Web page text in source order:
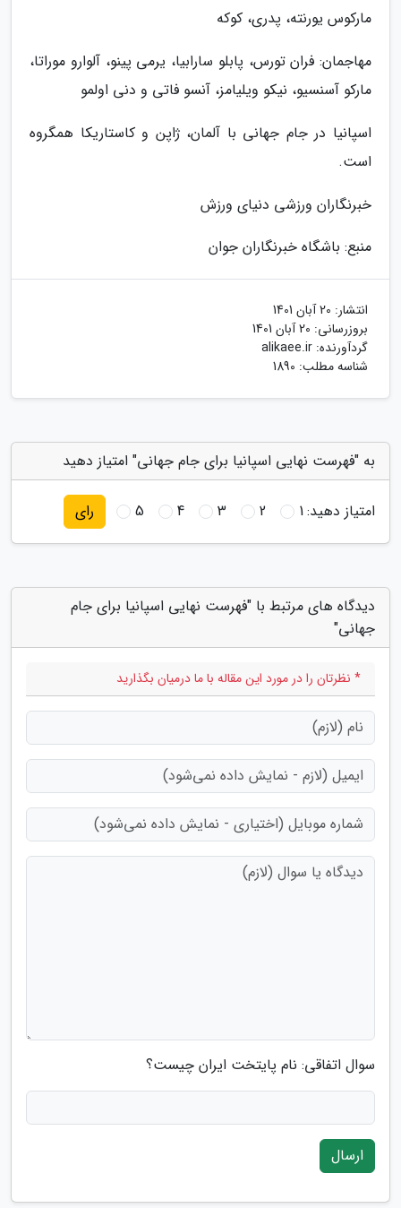
مارکوس یورنته، پدری، کوکه
مهاجمان: فران تورس، پابلو سارابیا، یرمی پینو، آلوارو موراتا،
مارکو آسنسیو، نیکو ویلیامز، آنسو فاتی و دنی اولمو
اسپانیا در جام جهانی با آلمان، ژاپن و کاستاریکا همگروه
است.
خبرنگاران ورزشی دنیای ورزش
منبع: باشگاه خبرنگاران جوان
انتشار: 20 آبان 1401
بروزرسانی: 20 آبان 1401
گردآورنده: alikaee.ir
شناسه مطلب: 1890
به "فهرست نهایی اسپانیا برای جام جهانی" امتیاز دهید
امتیاز دهید:1
2
3
4
5 رای
دیدگاه های مرتبط با "فهرست نهایی اسپانیا برای جام
جهانی"
* نظرتان را در مورد این مقاله با ما درمیان بگذارید
سوال اتفاقی: نام پایتخت ایران چیست؟
ارسال